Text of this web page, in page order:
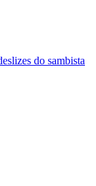
do sambista